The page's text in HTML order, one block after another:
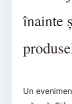
înainte
Un